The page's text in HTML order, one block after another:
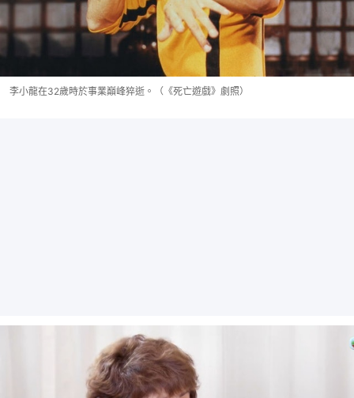
李小龍在32歲時於事業巔峰猝逝。（《死亡遊戲》劇照）